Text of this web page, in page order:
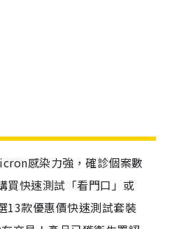
感染力強，確診個案數
買快速測試「看門口」或
13款優惠價快速測試套裝